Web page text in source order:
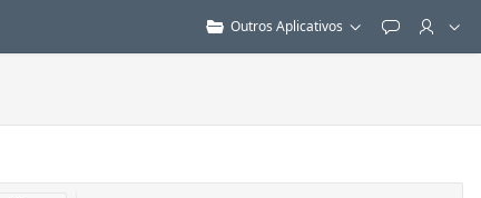
Outros Aplicativos Feedback